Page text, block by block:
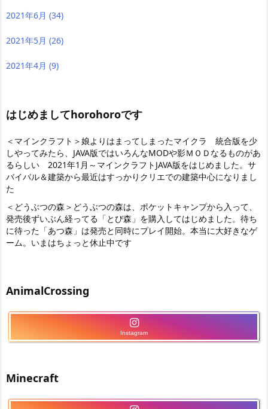
2021年6月 (34)
2021年5月 (26)
2021年4月 (9)
はじめましてhorohoroです
＜マインクラフト＞娘よりはまってしまったマイクラ 統合版を少
しやってみたら、JAVA版ではいろんなMODや影ＭＯＤなるものがあ
るらしい 2021年1月～マインクラフトJAVA版をはじめました。サ
バイバル＆建築から最近はすっかりクリエでの建築中心になりまし
た
＜どうぶつの森＞どうぶつの森は、ポケットキャンプから入って、
発売後ずいぶん経ってる「とび森」を購入してはじめました。待ち
に待った「あつ森」は発売と同時にプレイ開始。本当に大好きなゲ
ーム。いまはちょっと休止中です
AnimalCrossing
Instagram
Minecraft